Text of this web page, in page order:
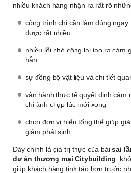
nhiều khách hàng nhận ra rất rõ
công trình chỉ cần làm đúng ngay
được rất nhiều
nhiều lỗi nhỏ cộng lại tạo ra cảm
hẳn
sự đồng bộ vật liệu và chi tiết
vận hành thực tế quyết định cảm
chỉ ảnh chụp lúc mới xong
chọn đơn vị hiểu tổng thể giúp
giảm phát sinh
Đây chính là giá trị thực của bài sai
dự án thương mại Citybuilding:
giúp khách hàng tỉnh táo hơn trước